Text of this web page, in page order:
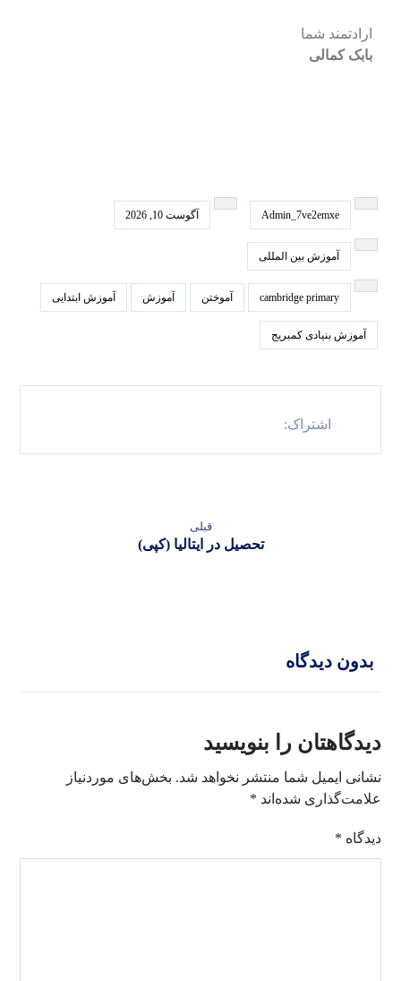
ارادتمند شما
بابک کمالی
Admin_7ve2emxe آگوست 10, 2026
آموزش بین المللی
cambridge primary آموختن آموزش آموزش ابتدایی
آموزش بنیادی کمبریج
قبلی
تحصیل در ایتالیا (کپی)
بدون دیدگاه
دیدگاهتان را بنویسید
نشانی ایمیل شما منتشر نخواهد شد. بخش‌های موردنیاز
علامت‌گذاری شده‌اند *
دیدگاه *